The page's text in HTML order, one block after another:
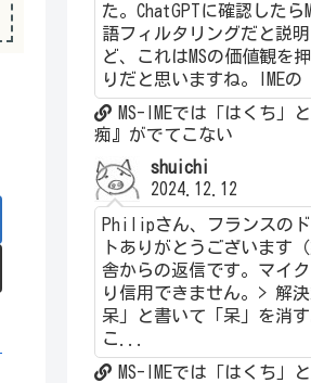
た。ChatGPTに確認したら
語フィルタリングだと説
ど、これはMSの価値観を
りだと思いますね。IME
MS-IMEでは「はくち」
痴』がでてこない
shuichi
2024.12.12
Philipさん、フランスの
トありがとうございます
舎からの返信です。マイ
り信用できません。> 解
呆」と書いて「呆」を消
こ...
MS-IMEでは「はくち」